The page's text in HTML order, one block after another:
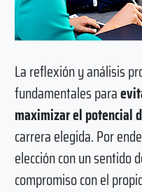
La reflexión y análisis
fundamentales para
maximizar el potencial
carrera elegida. Por
elección con un sentido
compromiso con el